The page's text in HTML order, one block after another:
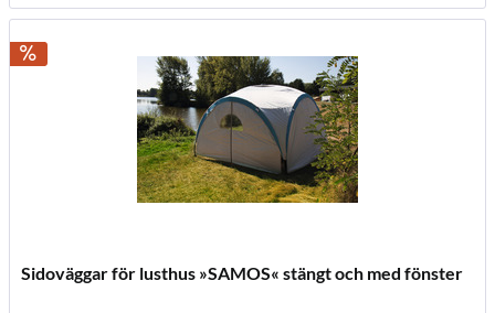
Sidoväggar för lusthus »SAMOS« stängt och med fönster